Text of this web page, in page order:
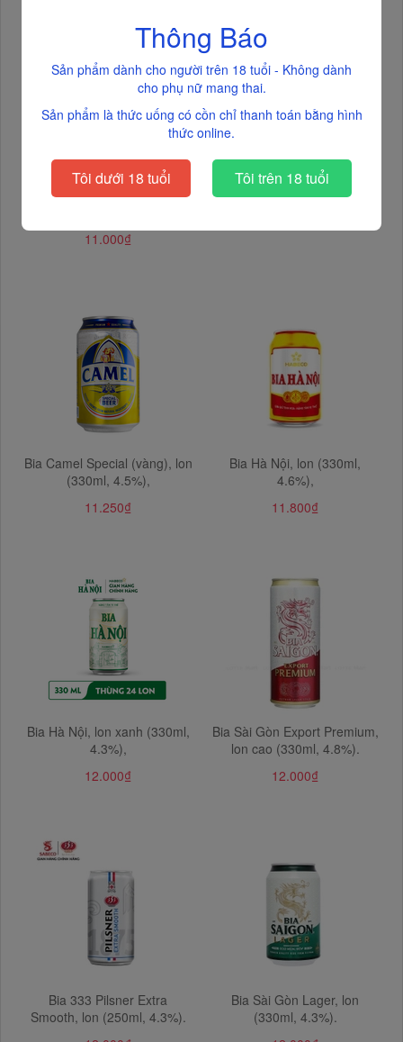
Bia Camel Lager (xanh), lon
11.000₫
Bia Việt, lon (330ml, 4.3%).
Bia Camel Special (vàng), lon
(330ml, 4.5%),
11.250₫
Bia Hà Nội, lon (330ml,
4.6%),
11.800₫
Bia Hà Nội, lon xanh (330ml,
4.3%),
12.000₫
Bia Sài Gòn Export Premium,
lon cao (330ml, 4.8%).
12.000₫
Bia 333 Pilsner Extra
Smooth, lon (250ml, 4.3%).
Bia Sài Gòn Lager, lon
(330ml, 4.3%).
Thông Báo
Sản phẩm dành cho người trên 18 tuổi - Không dành
cho phụ nữ mang thai.
Sản phẩm là thức uống có cồn chỉ thanh toán bằng hình
thức online.
Tôi dưới 18 tuổi Tôi trên 18 tuổi